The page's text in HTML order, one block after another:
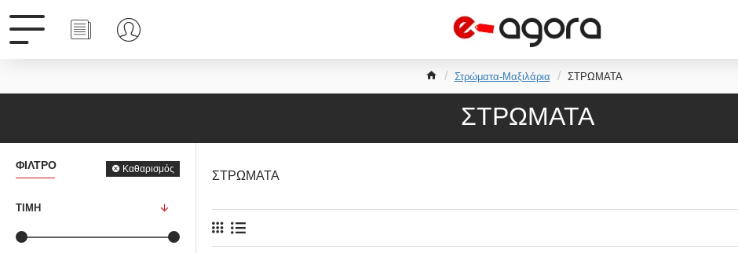
Στρώματα-Μαξιλάρια ΣΤΡΩΜΑΤΑ
ΣΤΡΩΜΑΤΑ
ΦΊΛΤΡΟ Καθαρισμός
ΤΙΜΉ
ΣΤΡΩΜΑΤΑ